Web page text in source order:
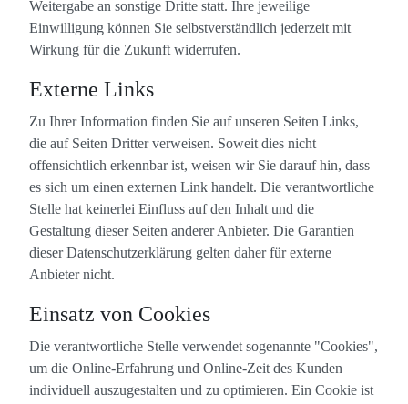
Weitergabe an sonstige Dritte statt. Ihre jeweilige
Einwilligung können Sie selbstverständlich jederzeit mit
Wirkung für die Zukunft widerrufen.
Externe Links
Zu Ihrer Information finden Sie auf unseren Seiten Links,
die auf Seiten Dritter verweisen. Soweit dies nicht
offensichtlich erkennbar ist, weisen wir Sie darauf hin, dass
es sich um einen externen Link handelt. Die verantwortliche
Stelle hat keinerlei Einfluss auf den Inhalt und die
Gestaltung dieser Seiten anderer Anbieter. Die Garantien
dieser Datenschutzerklärung gelten daher für externe
Anbieter nicht.
Einsatz von Cookies
Die verantwortliche Stelle verwendet sogenannte "Cookies",
um die Online-Erfahrung und Online-Zeit des Kunden
individuell auszugestalten und zu optimieren. Ein Cookie ist